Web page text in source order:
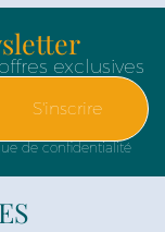
exclusives
S'inscrire
de confidentialité